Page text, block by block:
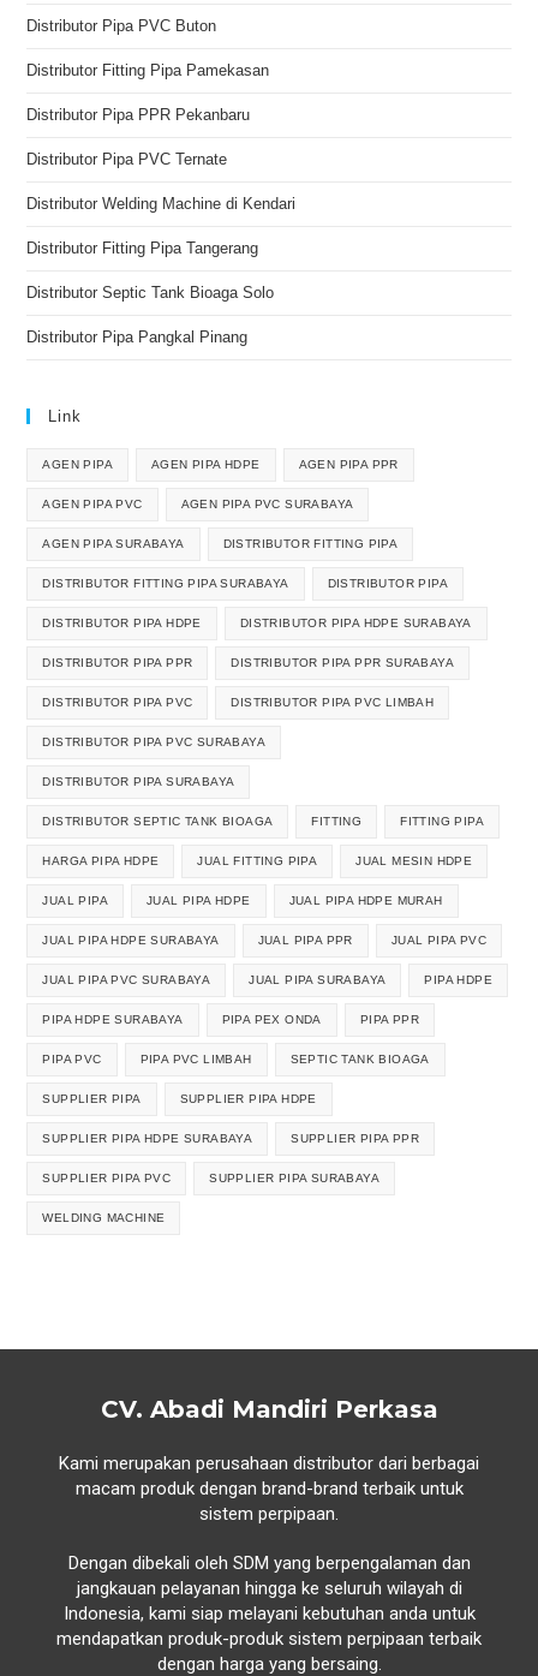
Distributor Pipa PVC Buton
Distributor Fitting Pipa Pamekasan
Distributor Pipa PPR Pekanbaru
Distributor Pipa PVC Ternate
Distributor Welding Machine di Kendari
Distributor Fitting Pipa Tangerang
Distributor Septic Tank Bioaga Solo
Distributor Pipa Pangkal Pinang
Link
AGEN PIPA AGEN PIPA HDPE AGEN PIPA PPR
AGEN PIPA PVC AGEN PIPA PVC SURABAYA
AGEN PIPA SURABAYA DISTRIBUTOR FITTING PIPA
DISTRIBUTOR FITTING PIPA SURABAYA DISTRIBUTOR PIPA
DISTRIBUTOR PIPA HDPE DISTRIBUTOR PIPA HDPE SURABAYA
DISTRIBUTOR PIPA PPR DISTRIBUTOR PIPA PPR SURABAYA
DISTRIBUTOR PIPA PVC DISTRIBUTOR PIPA PVC LIMBAH
DISTRIBUTOR PIPA PVC SURABAYA
DISTRIBUTOR PIPA SURABAYA
DISTRIBUTOR SEPTIC TANK BIOAGA FITTING FITTING PIPA
HARGA PIPA HDPE JUAL FITTING PIPA JUAL MESIN HDPE
JUAL PIPA JUAL PIPA HDPE JUAL PIPA HDPE MURAH
JUAL PIPA HDPE SURABAYA JUAL PIPA PPR JUAL PIPA PVC
JUAL PIPA PVC SURABAYA JUAL PIPA SURABAYA PIPA HDPE
PIPA HDPE SURABAYA PIPA PEX ONDA PIPA PPR
PIPA PVC PIPA PVC LIMBAH SEPTIC TANK BIOAGA
SUPPLIER PIPA SUPPLIER PIPA HDPE
SUPPLIER PIPA HDPE SURABAYA SUPPLIER PIPA PPR
SUPPLIER PIPA PVC SUPPLIER PIPA SURABAYA
WELDING MACHINE
CV. Abadi Mandiri Perkasa
Kami merupakan perusahaan distributor dari berbagai
macam produk dengan brand-brand terbaik untuk
sistem perpipaan.
Dengan dibekali oleh SDM yang berpengalaman dan
jangkauan pelayanan hingga ke seluruh wilayah di
Indonesia, kami siap melayani kebutuhan anda untuk
mendapatkan produk-produk sistem perpipaan terbaik
dengan harga yang bersaing.